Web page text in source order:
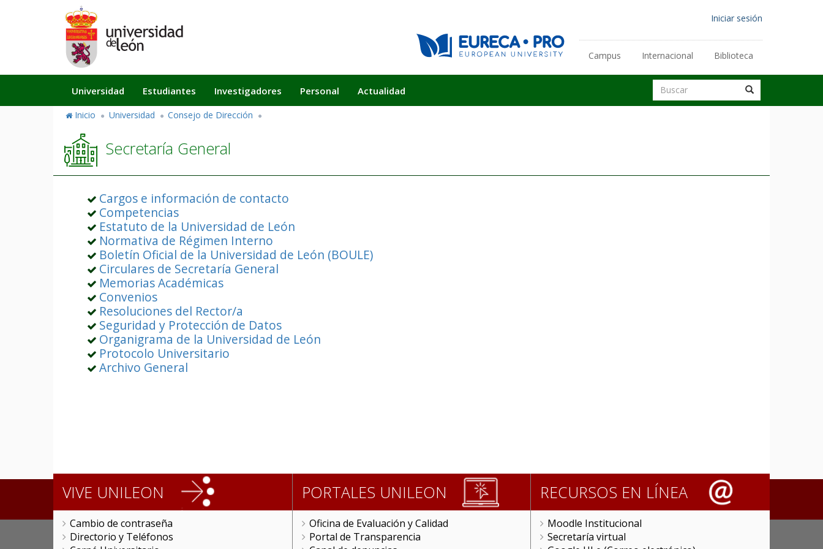
Menú
cuenta
de
usuario
Iniciar sesión
Enlaces
secundarios
Campus Internacional Biblioteca
Buscar
Buscar Buscar
Navegación
principal
Universidad Estudiantes Investigadores Personal Actualidad
Inicio Universidad Consejo de Dirección
Secretaría General
Cargos e información de contacto
Competencias
Estatuto de la Universidad de León
Normativa de Régimen Interno
Boletín Oficial de la Universidad de León (BOULE)
Circulares de Secretaría General
Memorias Académicas
Convenios
Resoluciones del Rector/a
Seguridad y Protección de Datos
Organigrama de la Universidad de León
Protocolo Universitario
Archivo General
VIVE UNILEON
Cambio de contraseña
Directorio y Teléfonos
PORTALES UNILEON
Oficina de Evaluación y Calidad
Portal de Transparencia
RECURSOS EN LÍNEA
Moodle Institucional
Secretaría virtual